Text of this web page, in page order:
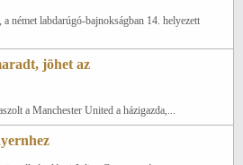
német labdarúgó-bajnokságban 14. helyezett
jöhet az
a Manchester United a házigazda,...